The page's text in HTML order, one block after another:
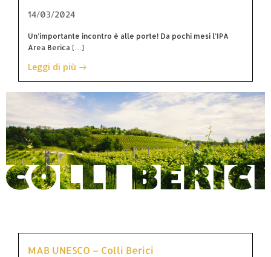
14/03/2024
Un’importante incontro è alle porte! Da pochi mesi l’IPA
Area Berica […]
Leggi di più
MAB UNESCO – Colli Berici